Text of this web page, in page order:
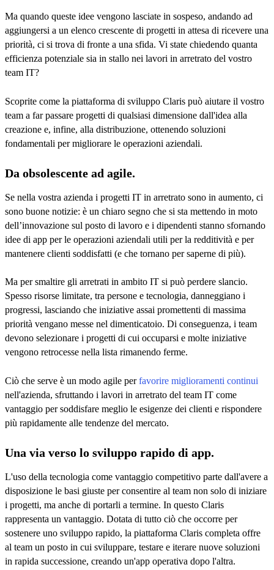
Ma quando queste idee vengono lasciate in sospeso, andando ad
aggiungersi a un elenco crescente di progetti in attesa di ricevere una
priorità, ci si trova di fronte a una sfida. Vi state chiedendo quanta
efficienza potenziale sia in stallo nei lavori in arretrato del vostro
team IT?
Scoprite come la piattaforma di sviluppo Claris può aiutare il vostro
team a far passare progetti di qualsiasi dimensione dall'idea alla
creazione e, infine, alla distribuzione, ottenendo soluzioni
fondamentali per migliorare le operazioni aziendali.
Da obsolescente ad agile.
Se nella vostra azienda i progetti IT in arretrato sono in aumento, ci
sono buone notizie: è un chiaro segno che si sta mettendo in moto
dell’innovazione sul posto di lavoro e i dipendenti stanno sfornando
idee di app per le operazioni aziendali utili per la redditività e per
mantenere clienti soddisfatti (e che tornano per saperne di più).
Ma per smaltire gli arretrati in ambito IT si può perdere slancio.
Spesso risorse limitate, tra persone e tecnologia, danneggiano i
progressi, lasciando che iniziative assai promettenti di massima
priorità vengano messe nel dimenticatoio. Di conseguenza, i team
devono selezionare i progetti di cui occuparsi e molte iniziative
vengono retrocesse nella lista rimanendo ferme.
Ciò che serve è un modo agile perfavorire miglioramenti continui
nell'azienda, sfruttando i lavori in arretrato del team IT come
vantaggio per soddisfare meglio le esigenze dei clienti e rispondere
più rapidamente alle tendenze del mercato.
Una via verso lo sviluppo rapido di app.
L'uso della tecnologia come vantaggio competitivo parte dall'avere a
disposizione le basi giuste per consentire al team non solo di iniziare
i progetti, ma anche di portarli a termine. In questo Claris
rappresenta un vantaggio. Dotata di tutto ciò che occorre per
sostenere uno sviluppo rapido, la piattaforma Claris completa offre
al team un posto in cui sviluppare, testare e iterare nuove soluzioni
in rapida successione, creando un'app operativa dopo l'altra.